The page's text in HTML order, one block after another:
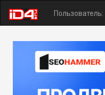
Пользователь: